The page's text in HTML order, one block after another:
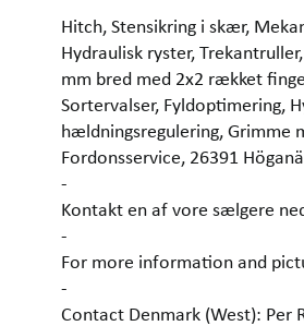
Hitch, Stensikring i skær,
Hydraulisk ryster,
mm bred med 2x2 rækket
Sortervalser, Fyldoptimering,
hældningsregulering, Grimme
Fordonsservice, 26391
-
Kontakt en af vore sælgere
-
For more information and
-
Contact Denmark (West): Per